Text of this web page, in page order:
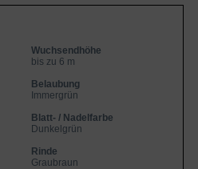
Wuchsendhöhe
bis zu 6 m
Belaubung
Immergrün
Blatt- / Nadelfarbe
Dunkelgrün
Rinde
Graubraun